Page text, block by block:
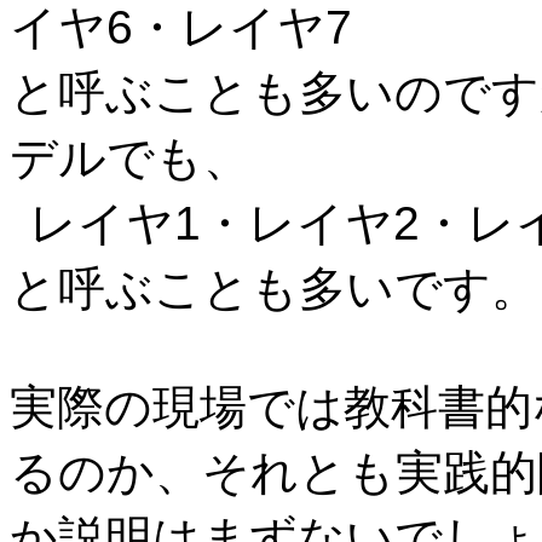
イヤ6 ・レイヤ7
と呼ぶことも多いので
デルでも、
レイヤ1 ・レイヤ2 ・レ
と呼ぶことも多いです。
実際の現場では教科書
るのか、それとも実践